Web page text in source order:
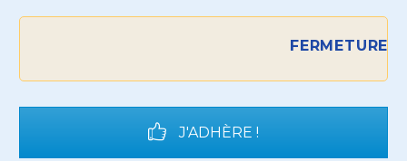
FERMETURE DE
J'ADHÈRE !